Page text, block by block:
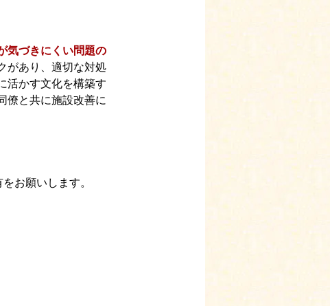
気づきにくい問題の
があり、適切な対処
活かす文化を構築す
僚と共に施設改善に
お願いします。